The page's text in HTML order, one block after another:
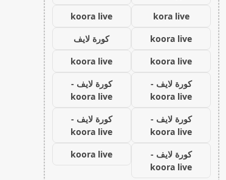
kora live
koora live
koora live
كورة لايف
koora live
koora live
كورة لايف -
koora live
كورة لايف -
koora live
كورة لايف -
koora live
كورة لايف -
koora live
كورة لايف -
koora live
koora live